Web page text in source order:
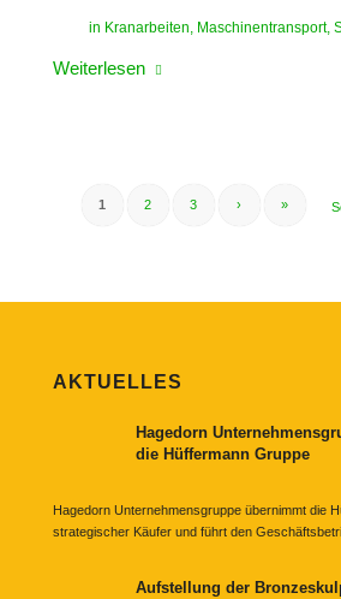
in Kranarbeiten, Maschinentransport,
Weiterlesen
1 2 3 › »
AKTUELLES
Hagedorn
die Hüffermann Gruppe
Hagedorn Unternehmensgruppe übernimmt die
strategischer Käufer und führt den
Aufstellung der